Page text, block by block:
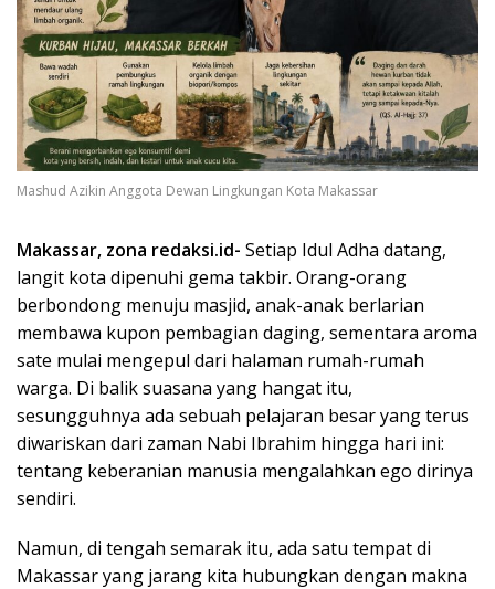
Mashud Azikin Anggota Dewan Lingkungan Kota Makassar
Makassar, zona redaksi.id- Setiap Idul Adha datang,
langit kota dipenuhi gema takbir. Orang-orang
berbondong menuju masjid, anak-anak berlarian
membawa kupon pembagian daging, sementara aroma
sate mulai mengepul dari halaman rumah-rumah
warga. Di balik suasana yang hangat itu,
sesungguhnya ada sebuah pelajaran besar yang terus
diwariskan dari zaman Nabi Ibrahim hingga hari ini:
tentang keberanian manusia mengalahkan ego dirinya
sendiri.
Namun, di tengah semarak itu, ada satu tempat di
Makassar yang jarang kita hubungkan dengan makna